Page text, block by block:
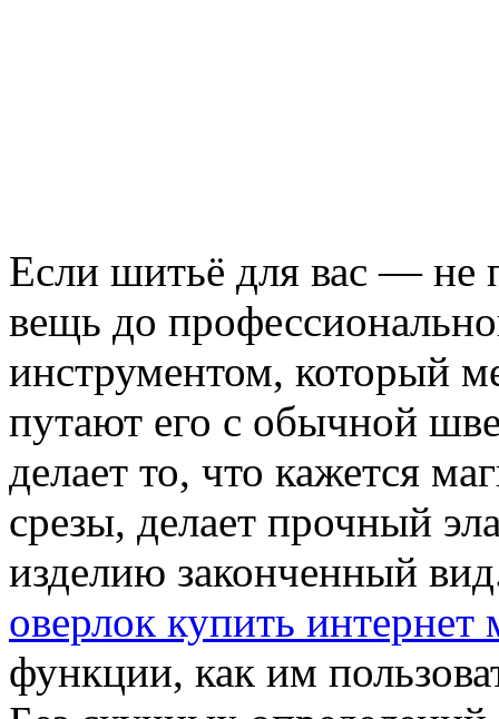
Если шитьё для вас — не
вещь до
инструментом, который
путают его с обычной
делает то, что кажется
срезы, делает прочный
изделию законченный
оверлок купить интернет
функции, как им